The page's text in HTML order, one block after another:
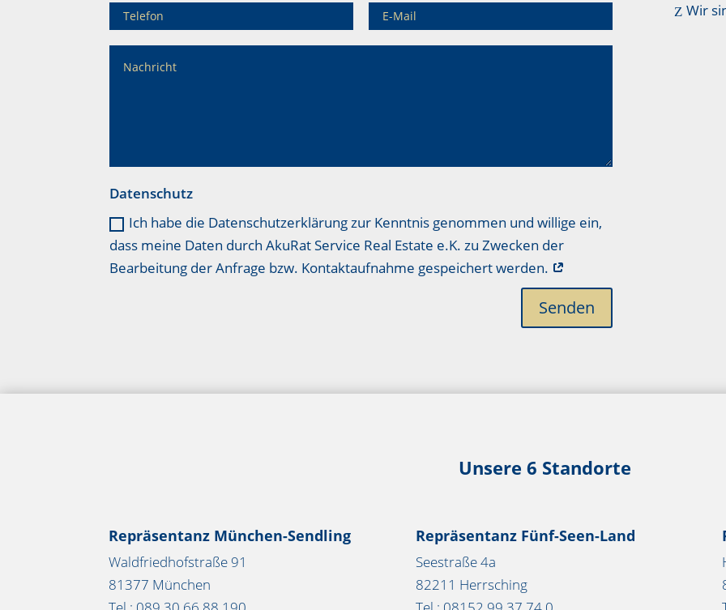
Datenschutz
Ich habe die Datenschutzerklärung zur Kenntnis genommen und willige ein,
dass meine Daten durch AkuRat Service Real Estate e.K. zu Zwecken der
Bearbeitung der Anfrage bzw. Kontaktaufnahme gespeichert werden.
Senden
Wir
Unsere 6 Standorte
Repräsentanz München-Sendling
Waldfriedhofstraße 91
81377 München
Repräsentanz Fünf-Seen-Land
Seestraße 4a
82211 Herrsching